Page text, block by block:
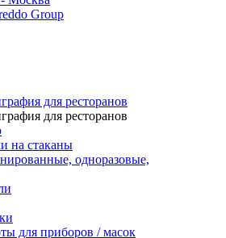
Group
для ресторанов
для ресторанов
на стаканы
одноразовые,
для приборов / масок